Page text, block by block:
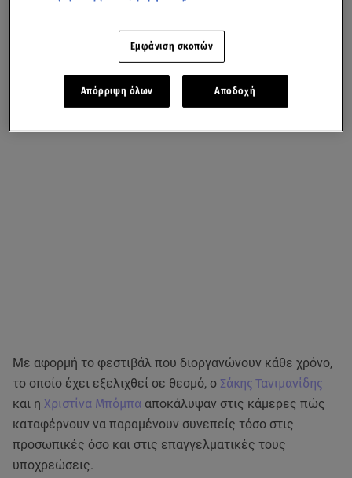
Με αφορμή το φεστιβάλ που διοργανώνουν κάθε χρόνο,
το οποίο έχει εξελιχθεί σε θεσμό, ο Σάκης Τανιμανίδης
και η Χριστίνα Μπόμπα αποκάλυψαν στις κάμερες πώς
καταφέρνουν να παραμένουν συνεπείς τόσο στις
προσωπικές όσο και στις επαγγελματικές τους
υποχρεώσεις.
Εμφάνιση σκοπών
Απόρριψη όλων Αποδοχή